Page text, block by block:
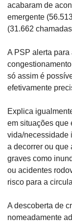
acabaram de
emergente
(31.662
A PSP alerta
só assim é
efetivamente
Explica
em situações que
vida/necessidade
a decorrer ou que
graves como
ou acidentes
risco para a
A descoberta de
nomeadamente